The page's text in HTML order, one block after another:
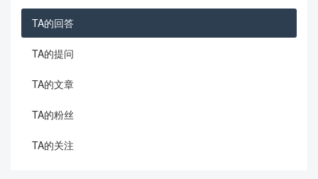
TA的回答
TA的提问
TA的文章
TA的粉丝
TA的关注